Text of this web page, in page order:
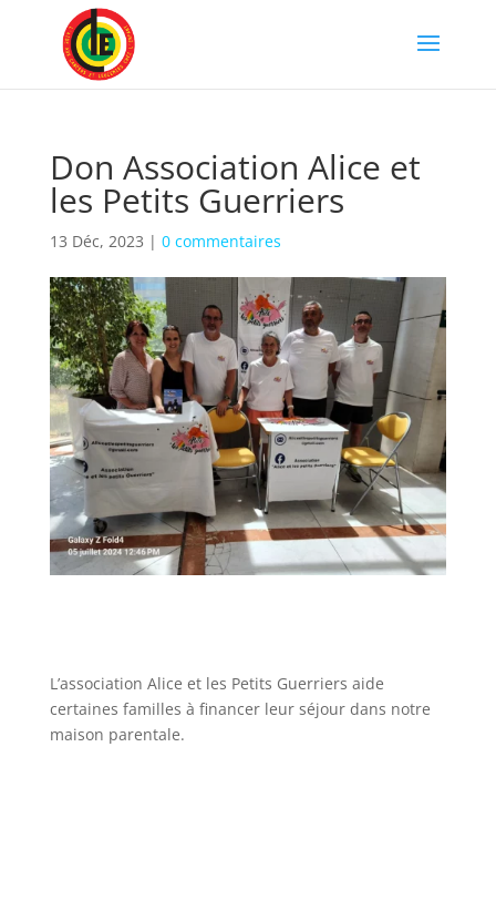
Don Association Alice et
les Petits Guerriers
13 Déc, 2023 | 0 commentaires
L’association Alice et les Petits Guerriers aide
certaines familles à financer leur séjour dans notre
maison parentale.